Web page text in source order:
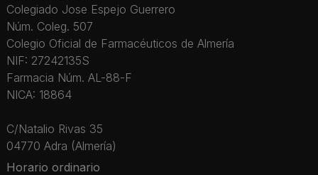
Colegiado Jose Espejo Guerrero
Núm. Coleg. 507
Colegio Oficial de Farmacéuticos de Almería
NIF: 27242135S
Farmacia Núm. AL-88-F
NICA: 18864
C/Natalio Rivas 35
04770 Adra (Almería)
Horario ordinario